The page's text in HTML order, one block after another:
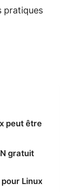
pratiques
peut être
gratuit
Linux